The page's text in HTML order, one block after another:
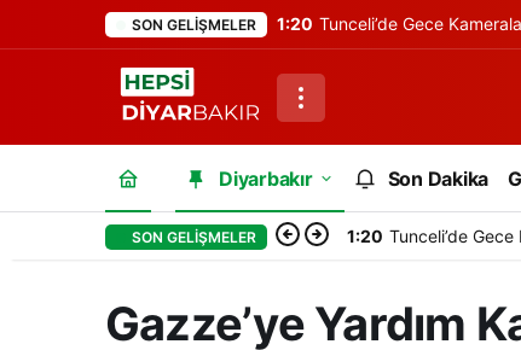
SON GELIŞMELER 1:20 Tunceli’de Gece
Diyarbakır Son Dakika
SON GELIŞMELER 1:20 Tunceli’de Gece
Gazze’ye Yardım